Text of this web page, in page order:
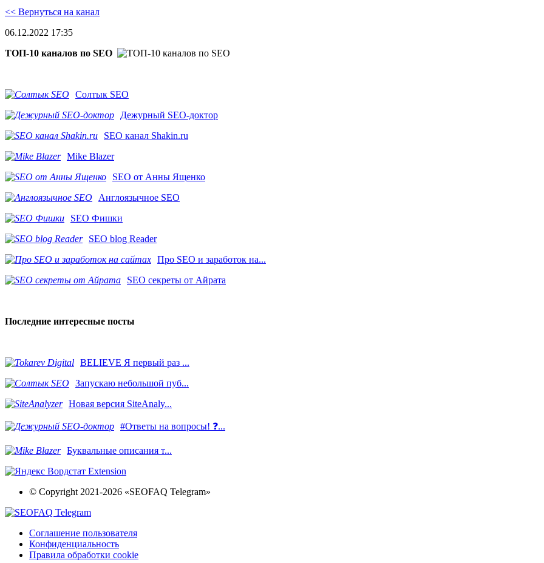
<< Вернуться на канал
06.12.2022 17:35
ТОП-10 каналов по SEO
Солтык SEO
Дежурный SEO-доктор
SEO канал Shakin.ru
Mike Blazer
SEO от Анны Ященко
Англоязычное SEO
SEO Фишки
SEO blog Reader
Про SEO и заработок на...
SEO секреты от Айрата
Последние интересные посты
BELIEVE Я первый раз ...
Запускаю небольшой пуб...
Новая версия SiteAnaly...
#Ответы на вопросы! ❓...
​Буквальные описания т...
© Copyright 2021-2026 «SEOFAQ Telegram»
Соглашение пользователя
Конфиденциальность
Правила обработки cookie